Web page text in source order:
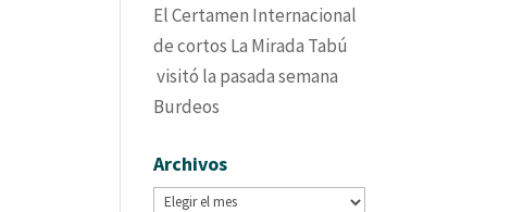
El Certamen Internacional
de cortos La Mirada Tabú
visitó la pasada semana
Burdeos
Archivos
Archivos